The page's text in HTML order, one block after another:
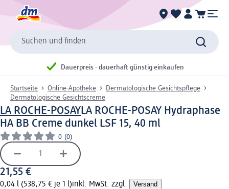
Suchen und finden
Dauerpreis - dauerhaft günstig einkaufen
Startseite Online-Apotheke
Dermatologische Gesichtspflege
Dermatologische Gesichtscreme
LA ROCHE-POSAYLA ROCHE-POSAY Hydraphase
HA BB Creme dunkel LSF 15, 40 ml
0 (0)
21,55 €
0,04 l (538,75 € je 1 l)inkl. MwSt. zzgl. Versand